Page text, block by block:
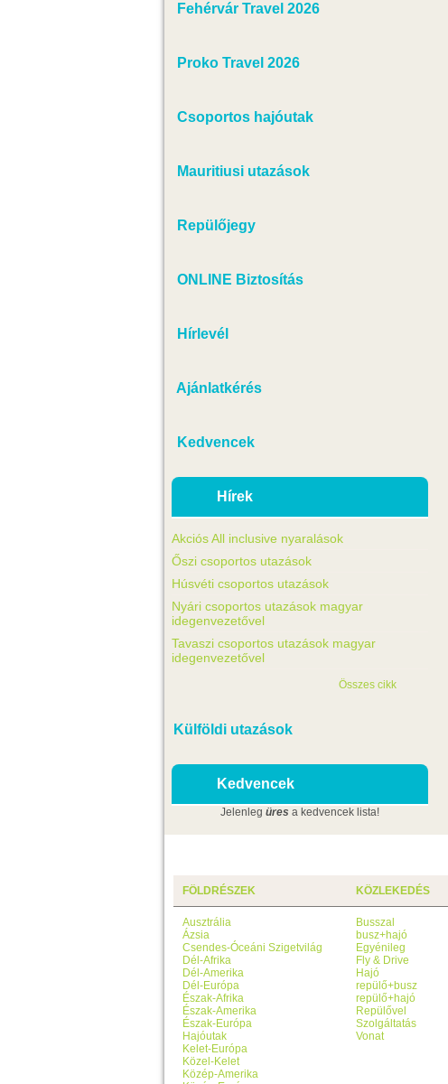
Fehérvár Travel 2026
Proko Travel 2026
Csoportos hajóutak
Mauritiusi utazások
Repülőjegy
ONLINE Biztosítás
Hírlevél
Ajánlatkérés
Kedvencek
Hírek
Akciós All inclusive nyaralások
Őszi csoportos utazások
Húsvéti csoportos utazások
Nyári csoportos utazások magyar
idegenvezetővel
Tavaszi csoportos utazások magyar
idegenvezetővel
Összes cikk
Külföldi utazások
Kedvencek
Jelenleg üres a kedvencek lista!
FÖLDRÉSZEK
Ausztrália
Ázsia
Csendes-Óceáni Szigetvilág
Dél-Afrika
Dél-Amerika
Dél-Európa
Észak-Afrika
Észak-Amerika
Észak-Európa
Hajóutak
Kelet-Európa
Közel-Kelet
Közép-Amerika
KÖZLEKEDÉS
Busszal
busz+hajó
Egyénileg
Fly & Drive
Hajó
repülő+busz
repülő+hajó
Repülővel
Szolgáltatás
Vonat